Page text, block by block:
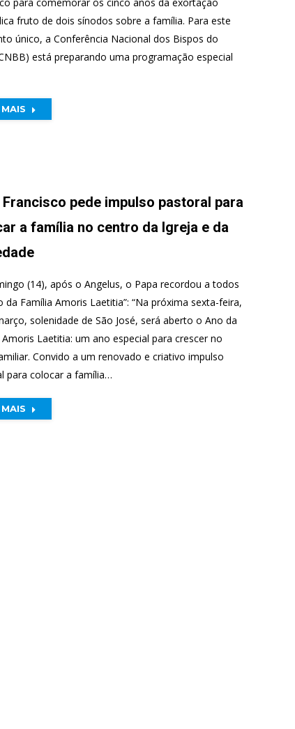
fruto de dois sínodos sobre a família. Para este
único, a Conferência Nacional dos Bispos do
está preparando uma programação especial
Francisco pede impulso pastoral para
a família no centro da Igreja e da
(14), após o Angelus, o Papa recordou a todos
da Família Amoris Laetitia”: “Na próxima sexta-feira,
solenidade de São José, será aberto o Ano da
Amoris Laetitia: um ano especial para crescer no
Convido a um renovado e criativo impulso
para colocar a família…